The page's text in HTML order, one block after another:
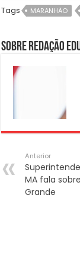
Tags MARANHÃO
Sobre Redação
Anterior
MA fala
Grande